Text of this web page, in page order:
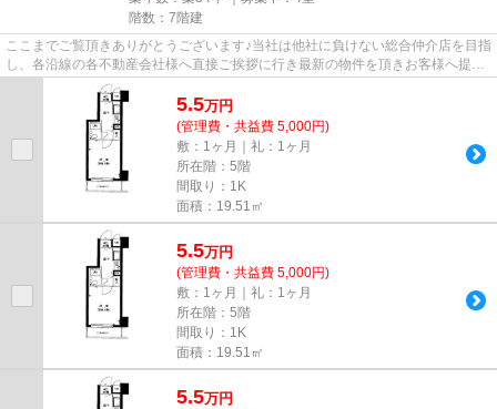
階数：7階建
ここまでご覧頂きありがとうございます♪当社は他社に負けない総合仲介店を目指
し、各沿線の各不動産会社様へ直接ご挨拶に行き最新の物件を頂きお客様へ提供
しております！最新の情報は...
5.5万円
(管理費・共益費 5,000円)
敷：1ヶ月｜礼：1ヶ月
所在階：5階
間取り：1K
面積：19.51㎡
5.5万円
(管理費・共益費 5,000円)
敷：1ヶ月｜礼：1ヶ月
所在階：5階
間取り：1K
面積：19.51㎡
5.5万円